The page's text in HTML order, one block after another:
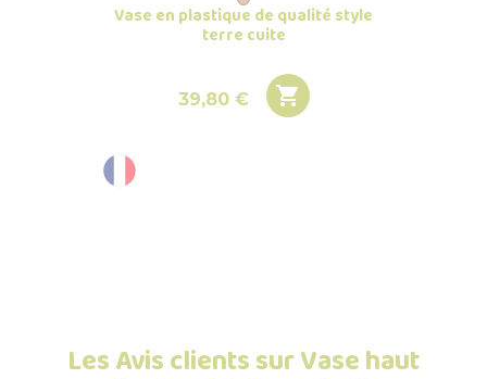
Vase en plastique de qualité style
terre cuite
Prix
39,80 € 
Les Avis clients sur Vase haut